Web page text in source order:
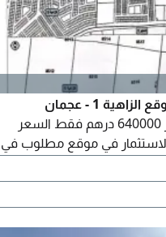
للبيع أرض في الزاهية 1 - عجمان الموقع الزاهية 1 - عجمان
مساحة الأرض 3012 قدم مربع السعر 640000 درهم فقط السعر
في موقع مطلوب في